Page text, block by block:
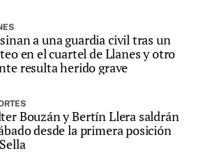
a una guardia civil tras un
en el cuartel de Llanes y otro
resulta herido grave
Bouzán y Bertín Llera saldrán
desde la primera posición